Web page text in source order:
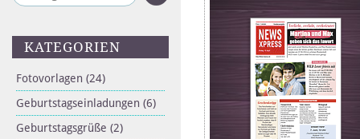
KATEGORIEN
Fotovorlagen (24)
Geburtstagseinladungen (6)
Geburtstagsgrüße (2)